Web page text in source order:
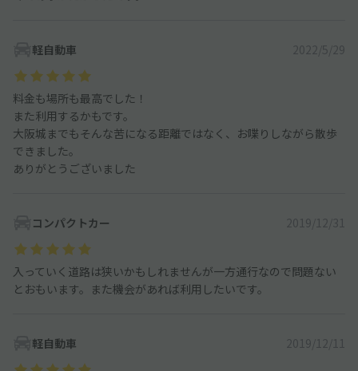
軽自動車 2022/5/29
料金も場所も最高でした！
また利用するかもです。
大阪城までもそんな苦になる距離ではなく、お喋りしながら散歩
できました。
ありがとうございました
コンパクトカー 2019/12/31
入っていく道路は狭いかもしれませんが一方通行なので問題ない
とおもいます。また機会があれば利用したいです。
軽自動車 2019/12/11